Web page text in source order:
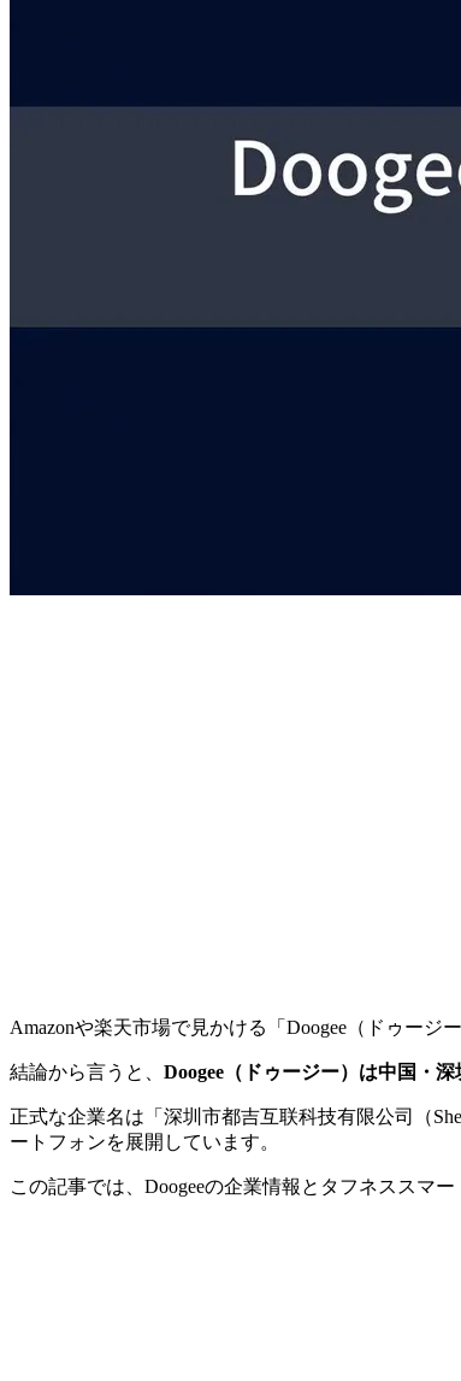
Amazonや楽天市場で見かける「Doogee（ドゥー
結論から言うと、 Doogee（ドゥージー）は中国・
正式な企業名は「深圳市都吉互联科技有限公司（
ートフォンを展開しています。
この記事では、Doogeeの企業情報とタフネススマ